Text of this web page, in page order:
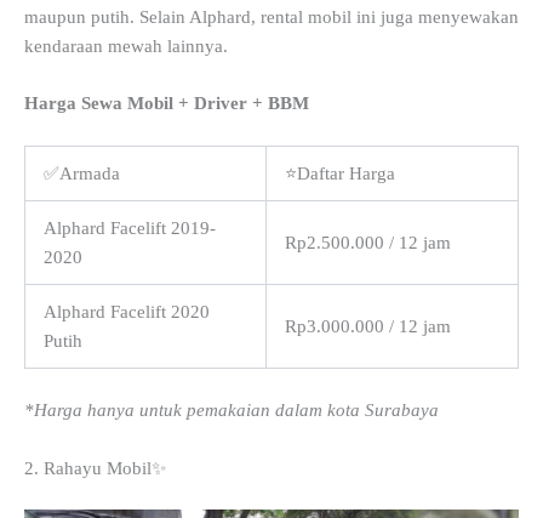
maupun putih. Selain Alphard, rental mobil ini juga menyewakan
kendaraan mewah lainnya.
Harga Sewa Mobil + Driver + BBM
✅Armada ⭐Daftar Harga
Alphard Facelift 2019-
2020
Rp2.500.000 / 12 jam
Alphard Facelift 2020
Putih
Rp3.000.000 / 12 jam
*Harga hanya untuk pemakaian dalam kota Surabaya
2. Rahayu Mobil✨